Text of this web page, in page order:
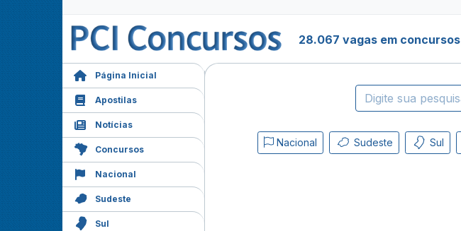
28.067 vagas em concursos
Página Inicial
Apostilas
Notícias
Concursos
Nacional
Sudeste
Sul
Nacional Sudeste Sul